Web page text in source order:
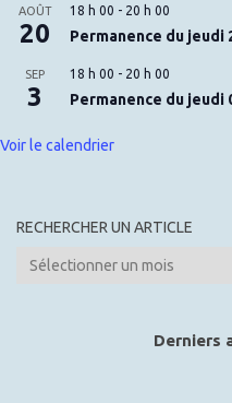
AOÛT
20
18 h 00 - 20 h 00
Permanence du jeudi
SEP
3
18 h 00 - 20 h 00
Permanence du jeudi
Voir le calendrier
RECHERCHER UN ARTICLE
Rechercher
Derniers